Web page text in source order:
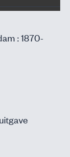
: 1870-